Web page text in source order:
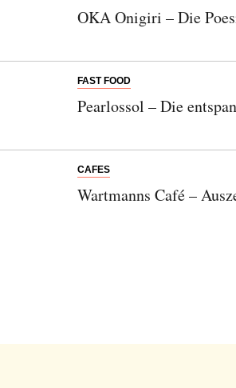
OKA Onigiri – Die
FAST FOOD
Pearlossol – Die
CAFES
Wartmanns Café –
Abonnieren Sie unseren